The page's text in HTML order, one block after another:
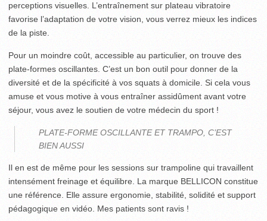
perceptions visuelles. L’entraînement sur plateau vibratoire
favorise l’adaptation de votre vision, vous verrez mieux les indices
de la piste.
Pour un moindre coût, accessible au particulier, on trouve des
plate-formes oscillantes. C’est un bon outil pour donner de la
diversité et de la spécificité à vos squats à domicile. Si cela vous
amuse et vous motive à vous entraîner assidûment avant votre
séjour, vous avez le soutien de votre médecin du sport !
PLATE-FORME OSCILLANTE ET TRAMPO, C’EST
BIEN AUSSI
Il en est de même pour les sessions sur trampoline qui travaillent
intensément freinage et équilibre. La marque BELLICON constitue
une référence. Elle assure ergonomie, stabilité, solidité et support
pédagogique en vidéo. Mes patients sont ravis !